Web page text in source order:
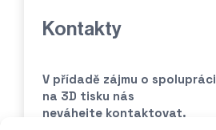
Kontakty
V přídadě zájmu o spolupráci
na 3D tisku nás
neváhejte kontaktovat.